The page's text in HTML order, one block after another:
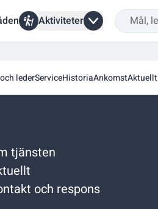
Aktiviteter
lederServiceHistoriaAnkomstAktuellt
tjänsten
och respons